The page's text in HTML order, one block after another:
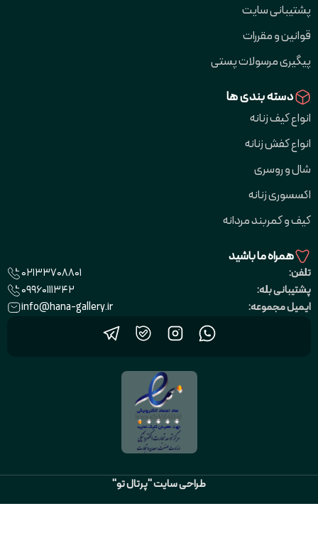
پشتیبانی سایت
قوانین و مقررات
پیگیری مرسولات پستی
دسته بندی ها
انواع کیف زنانه
انواع کفش زنانه
شال و روسری
اکسسوری زنانه
کیف و کمربند مردانه
همراه ما باشید
تلفن:
02133708801
پشتیبانی بله:
09960111342
ایمیل مجموعه:
info@hana-gallery.ir
طراحی سایت "پرتال تو"